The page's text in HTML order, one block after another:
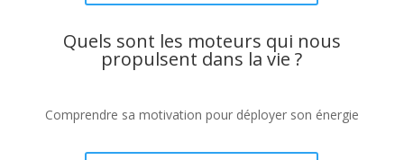
Quels sont les moteurs qui nous
propulsent dans la vie ?
Comprendre sa motivation pour déployer son énergie